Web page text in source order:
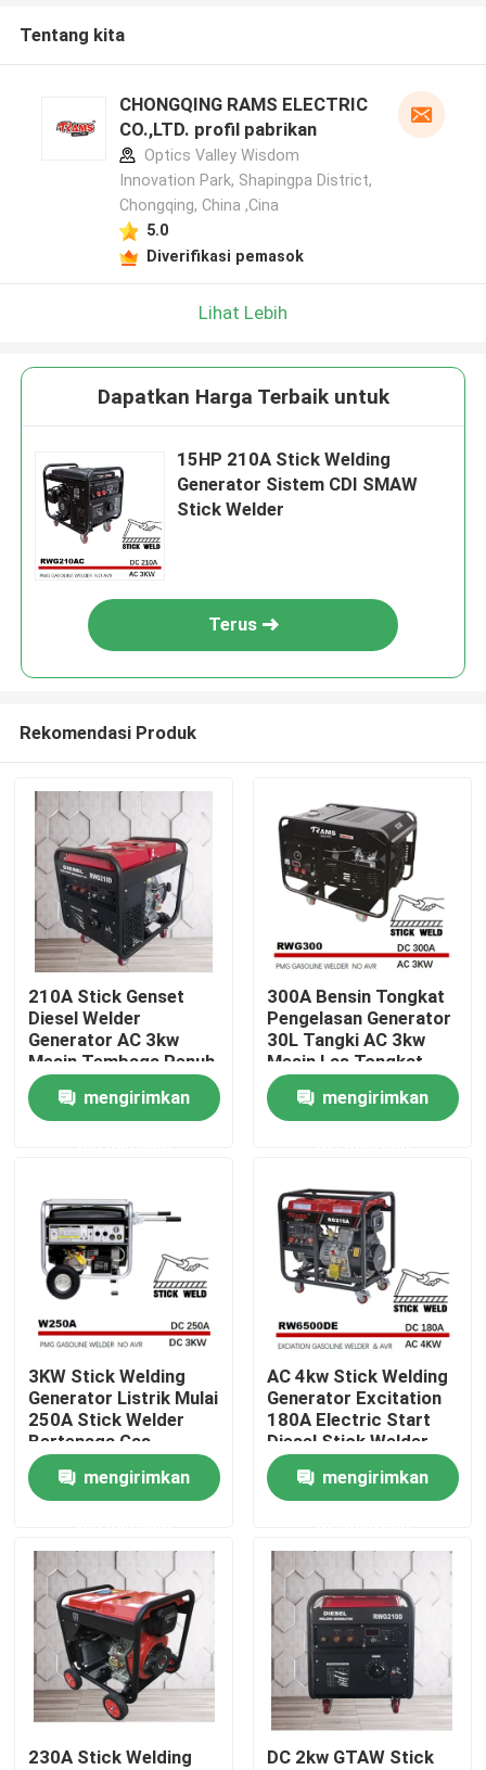
Tentang kita
Kontak
Produk
Tampilan VR
Generator Pengelasan Bensin
Generator Pengelasan Diesel
Generator Pengelasan Busur
Generator Las Portabel
Tongkat Pengelasan Generator
Tentang kita
CHONGQING RAMS ELECTRIC
CO.,LTD. profil pabrikan
Optics Valley Wisdom
Innovation Park, Shapingpa District,
Chongqing, China ,Cina
5.0
Diverifikasi pemasok
Lihat Lebih
Dapatkan Harga Terbaik untuk
15HP 210A Stick Welding
Generator Sistem CDI SMAW
Stick Welder
Terus
Rekomendasi Produk
210A Stick Genset
Diesel Welder
Generator AC 3kw
Mesin Tembaga Penuh
mengirimkan
300A Bensin Tongkat
Pengelasan Generator
30L Tangki AC 3kw
Mesin Las Tongkat
mengirimkan
3KW Stick Welding
Generator Listrik Mulai
250A Stick Welder
Bertenaga Gas
mengirimkan
AC 4kw Stick Welding
Generator Excitation
180A Electric Start
Diesel Stick Welder
mengirimkan
230A Stick Welding
DC 2kw GTAW Stick